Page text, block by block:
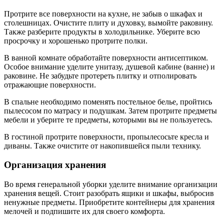
Протрите все поверхности на кухне, не забыв о шкафах и
столешницах. Очистите плиту и духовку, вымойте раковину.
Также разберите продукты в холодильнике. Уберите всю
просрочку и хорошенько протрите полки.
В ванной комнате обработайте поверхности антисептиком.
Особое внимание уделите унитазу, душевой кабине (ванне) и
раковине. Не забудьте протереть плитку и отполировать
отражающие поверхности.
В спальне необходимо поменять постельное белье, пройтись
пылесосом по матрасу и подушкам. Затем протрите предметы
мебели и уберите те предметы, которыми вы не пользуетесь.
В гостиной протрите поверхности, пропылесосьте кресла и
диваны. Также очистите от накопившейся пыли технику.
Организация хранения
Во время генеральной уборки уделите внимание организации
хранения вещей. Стоит разобрать ящики и шкафы, выбросив
ненужные предметы. Приобретите контейнеры для хранения
мелочей и подпишите их для своего комфорта.